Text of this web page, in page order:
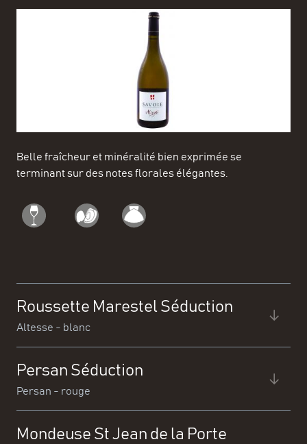
Belle fraîcheur et minéralité bien exprimée se
terminant sur des notes florales élégantes.
Roussette Marestel Séduction
Altesse - blanc
Persan Séduction
Persan - rouge
Mondeuse St Jean de la Porte